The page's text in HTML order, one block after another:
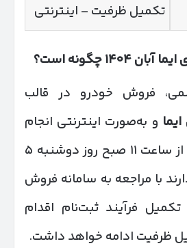
تکمیل ظرفیت – اینترنتی
آبان۱۴۰۴چگونه است؟
فروش خودرو در قالب
و به‌صورت اینترنتی انجام
می‌شود. مشتریان از ساعت ۱۱ صبح روز دوشنبه ۵
دارند با مراجعه به سامانه فروش
فرآیند ثبت‌نام اقدام
ظرفیت ادامه خواهد داشت.